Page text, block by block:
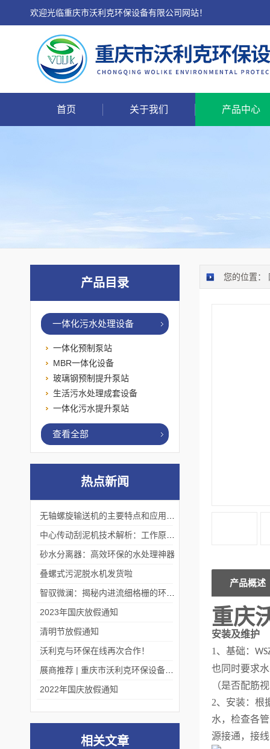
欢迎光临重庆市沃利克环保设备有限公司网站！
首页 关于我们 产品中心
您的位置：
产品概述
重庆
安装及维护
1 、基础：
也同时要求
（是否配筋
2、安装：根
水，检查各
源接通，接
产品目录
一体化污水处理设备
一体化预制泵站
MBR一体化设备
玻璃钢预制提升泵站
生活污水处理成套设备
一体化污水提升泵站
查看全部
热点新闻
砂水分离器：高效环保的水处理神器
叠螺式污泥脱水机发货啦
2023年国庆放假通知
清明节放假通知
沃利克与环保在线再次合作！
2022年国庆放假通知
相关文章